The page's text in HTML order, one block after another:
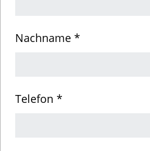
Nachname *
Telefon *